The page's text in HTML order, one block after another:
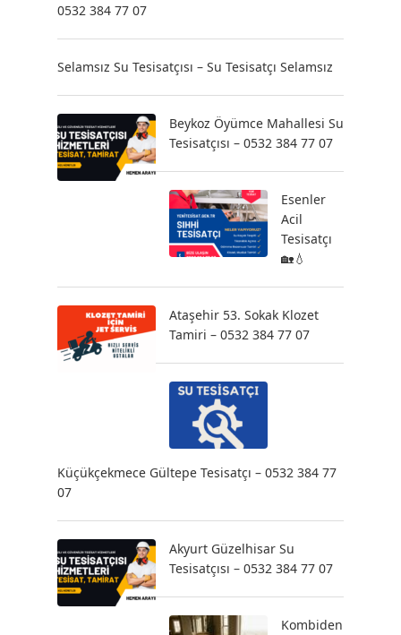
0532 384 77 07
Selamsız Su Tesisatçısı – Su Tesisatçı Selamsız
Beykoz Öyümce Mahallesi Su
Tesisatçısı – 0532 384 77 07
Esenler
Acil
Tesisatçı
🏡💧
Ataşehir 53. Sokak Klozet
Tamiri – 0532 384 77 07
Küçükçekmece Gültepe Tesisatçı – 0532 384 77
07
Akyurt Güzelhisar Su
Tesisatçısı – 0532 384 77 07
Kombiden